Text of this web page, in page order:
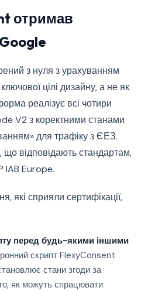
отримав
з нуля з урахуванням
цілі дизайну, а не як
реалізує всі чотири
V2 з коректними станами
для трафіку з ЄЕЗ.
відповідають стандартам,
IAB Europe.
які сприяли сертифікації,
перед будь-якими іншими
скрипт FlexyConsent
стани згоди за
як можуть спрацювати